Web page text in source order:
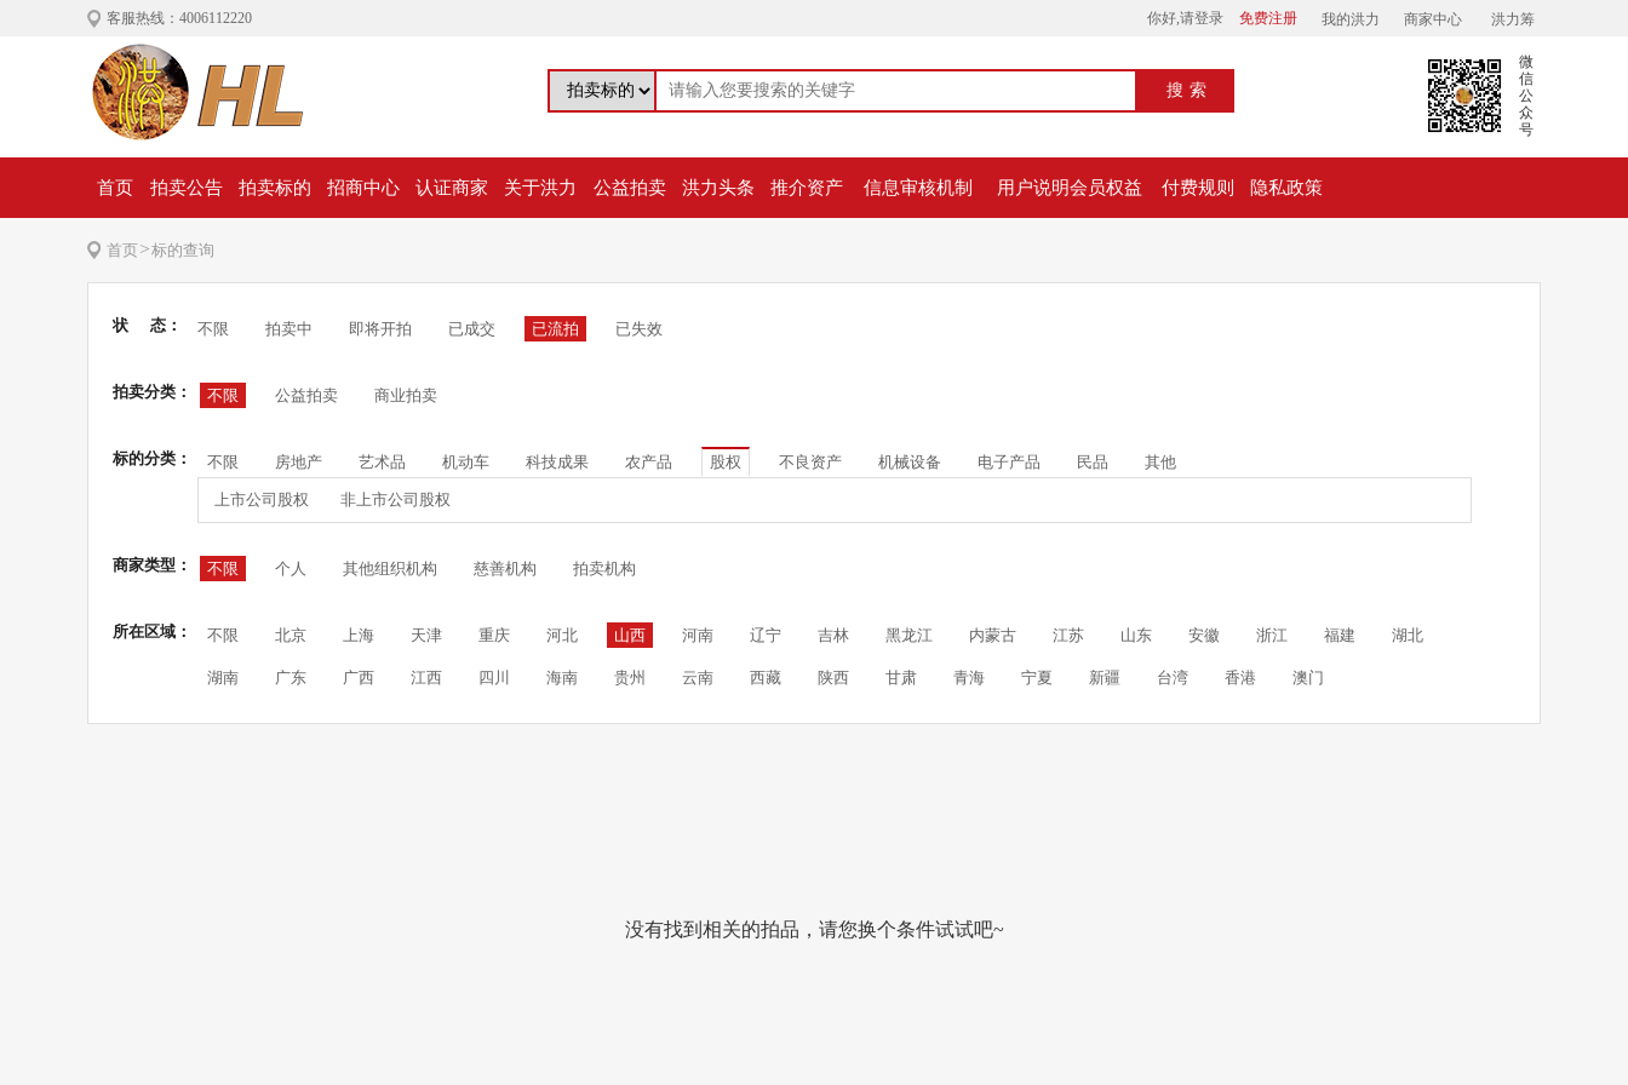
客服热线：4006112220 你好,请登录 免费注册 我的洪力 商家中心 洪力筹
搜索
微
信
公
众
号
首页 拍卖公告 拍卖标的 招商中心 认证商家 关于洪力 公益拍卖 洪力头条 推介资产 信息审核机制 用户说明会员权益 付费规则 隐私政策
首页>标的查询
状 态： 不限 拍卖中 即将开拍 已成交 已流拍 已失效
拍卖分类： 不限 公益拍卖 商业拍卖
标的分类： 不限 房地产 艺术品 机动车 科技成果 农产品 股权 不良资产 机械设备 电子产品 民品 其他
上市公司股权 非上市公司股权
商家类型： 不限 个人 其他组织机构 慈善机构 拍卖机构
所在区域： 不限 北京 上海 天津 重庆 河北 山西 河南 辽宁 吉林 黑龙江 内蒙古 江苏 山东 安徽 浙江 福建 湖北
湖南 广东 广西 江西 四川 海南 贵州 云南 西藏 陕西 甘肃 青海 宁夏 新疆 台湾 香港 澳门
没有找到相关的拍品，请您换个条件试试吧~